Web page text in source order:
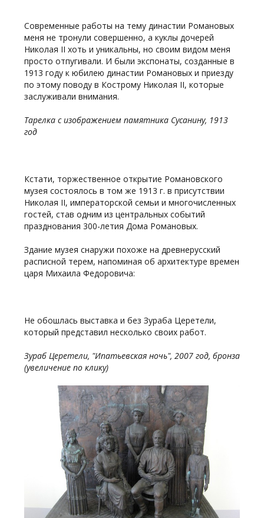
Современные работы на тему династии Романовых
меня не тронули совершенно, а куклы дочерей
Николая II хоть и уникальны, но своим видом меня
просто отпугивали. И были экспонаты, созданные в
1913 году к юбилею династии Романовых и приезду
по этому поводу в Кострому Николая II, которые
заслуживали внимания.
Тарелка с изображением памятника Сусанину, 1913
год
Кстати, торжественное открытие Романовского
музея состоялось в том же 1913 г. в присутствии
Николая II, императорской семьи и многочисленных
гостей, став одним из центральных событий
празднования 300-летия Дома Романовых.
Здание музея снаружи похоже на древнерусский
расписной терем, напоминая об архитектуре времен
царя Михаила Федоровича:
Не обошлась выставка и без Зураба Церетели,
который представил несколько своих работ.
Зураб Церетели, "Ипатьевская ночь", 2007 год, бронза
(увеличение по клику)